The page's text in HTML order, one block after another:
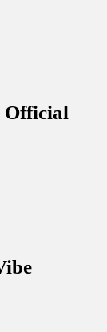
Official